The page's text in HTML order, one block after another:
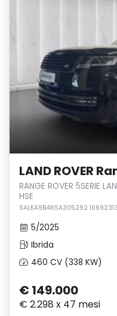
LAND ROVER
RANGE ROVER 5SERIE
HSE
SALKA9B46SA305292 10692313
5/2025
Ibrida
460 CV (338 KW)
€ 149.000
€ 2.298 x 47 mesi